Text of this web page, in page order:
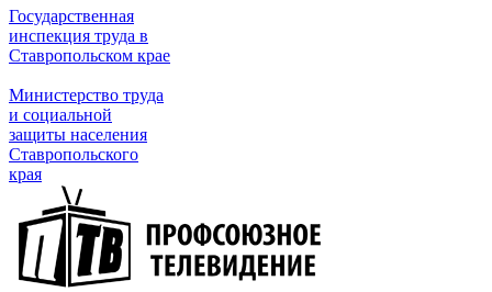
Государственная
инспекция труда в
Ставропольском крае
Министерство труда
и социальной
защиты населения
Ставропольского
края